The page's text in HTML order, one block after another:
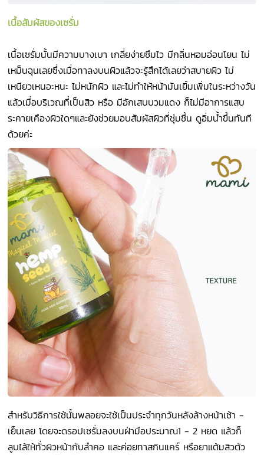
เนื้อสัมผัสของเซรั่ม
เนื้อเซรั่มนั้นมีความบางเบา เกลี่ยง่ายซึมไว มีกลิ่นหอมอ่อนโยน ไม่
เหม็นฉุนเลยซึ่งเมื่อทาลงบนผิวแล้วจะรู้สึกได้เลยว่าสบายผิว ไม่
เหนียวเหนอะหนะ ไม่หนักผิว และไม่ทำให้หน้ามันเยิ้มเพิ่มในระหว่างวัน
แล้วเมื่อบริเวณที่เป็นสิว หรือ มีอักเสบบวมแดง ก็ไม่มีอาการแสบ
ระคายเคืองผิวใดๆและยังช่วยมอบสัมผัสผิวที่ชุ่มชื้น ดูอิ่มน้ำขึ้นทันที
ด้วยค่ะ
สำหรับวิธีการใช้นั้นพลอยจะใช้เป็นประจำทุกวันหลังล้างหน้าเช้า -
เย็นเลย โดยจะดรอปเซรั่มลงบนฝ่ามือประมาณ1 - 2 หยด แล้วก็
ลูบไล้ให้ทั่วผิวหน้ากับลำคอ และค่อยทาสกินแคร์ หรือยาแต้มสิวตัว